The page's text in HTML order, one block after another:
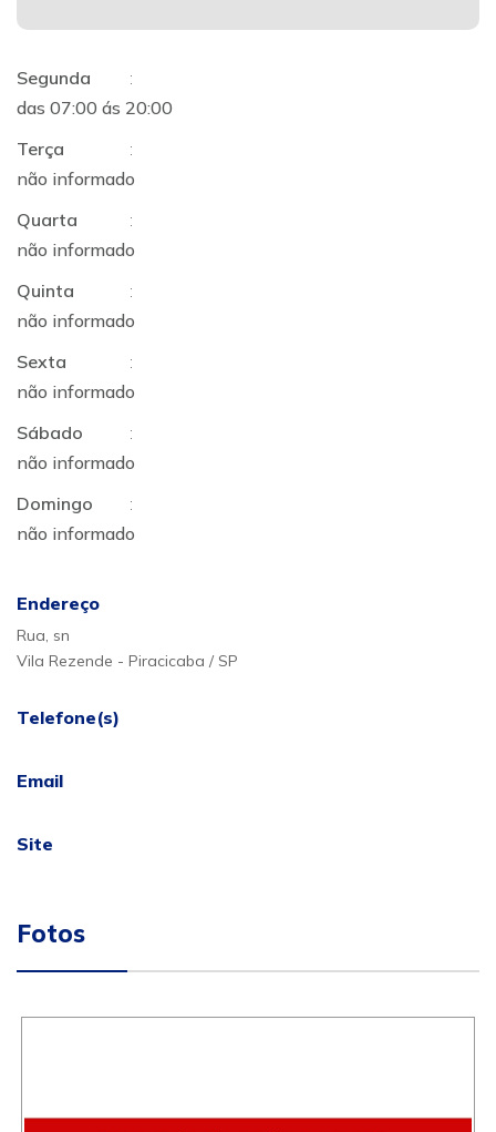
Segunda
:
das 07:00 ás 20:00
Terça
:
não informado
Quarta
:
não informado
Quinta
:
não informado
Sexta
:
não informado
Sábado
:
não informado
Domingo
:
não informado
Endereço
Rua, sn
Vila Rezende - Piracicaba / SP
Telefone(s)
Email
Site
Fotos